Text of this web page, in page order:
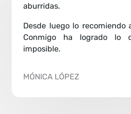
aburridas.
Desde luego lo recomiendo
Conmigo ha logrado lo
imposible.
MÓNICA LÓPEZ